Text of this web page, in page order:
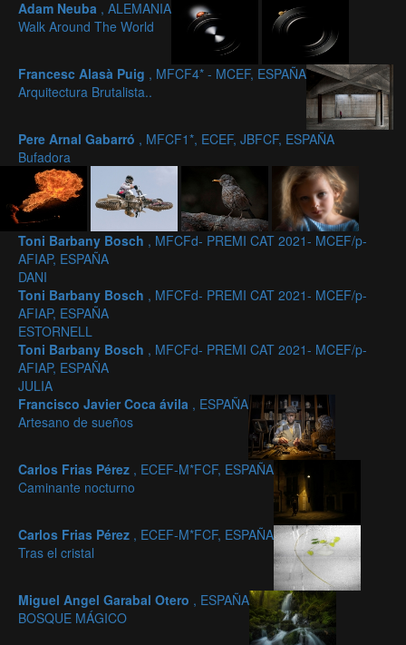
Adam Neuba , ALEMANIA
Walk Around The World
Francesc Alasà Puig , MFCF4* - MCEF, ESPAÑA
Arquitectura Brutalista..
Pere Arnal Gabarró , MFCF1*, ECEF, JBFCF, ESPAÑA
Bufadora
Toni Barbany Bosch , MFCFd- PREMI CAT 2021- MCEF/p-
AFIAP, ESPAÑA
DANI
Toni Barbany Bosch , MFCFd- PREMI CAT 2021- MCEF/p-
AFIAP, ESPAÑA
ESTORNELL
Toni Barbany Bosch , MFCFd- PREMI CAT 2021- MCEF/p-
AFIAP, ESPAÑA
JULIA
Francisco Javier Coca ávila , ESPAÑA
Artesano de sueños
Carlos Frias Pérez , ECEF-M*FCF, ESPAÑA
Caminante nocturno
Carlos Frias Pérez , ECEF-M*FCF, ESPAÑA
Tras el cristal
Miguel Angel Garabal Otero , ESPAÑA
BOSQUE MÁGICO